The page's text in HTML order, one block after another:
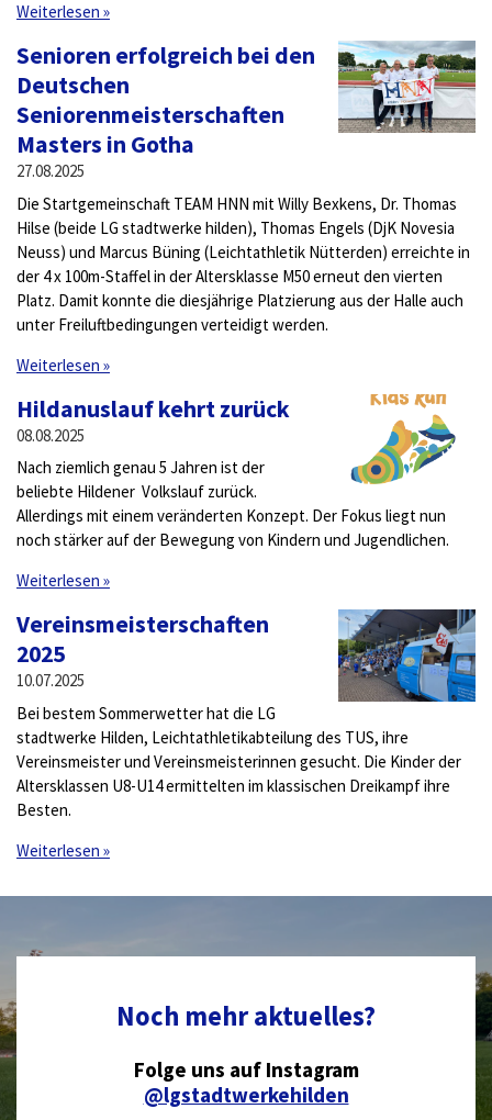
Weiterlesen »
Senioren erfolgreich bei den
Deutschen
Seniorenmeisterschaften
Masters in Gotha
27.08.2025
Die Startgemeinschaft TEAM HNN mit Willy Bexkens, Dr. Thomas
Hilse (beide LG stadtwerke hilden), Thomas Engels (DjK Novesia
Neuss) und Marcus Büning (Leichtathletik Nütterden) erreichte in
der 4 x 100m-Staffel in der Altersklasse M50 erneut den vierten
Platz. Damit konnte die diesjährige Platzierung aus der Halle auch
unter Freiluftbedingungen verteidigt werden.
Weiterlesen »
Hildanuslauf kehrt zurück
08.08.2025
Nach ziemlich genau 5 Jahren ist der
beliebte Hildener Volkslauf zurück.
Allerdings mit einem veränderten Konzept. Der Fokus liegt nun
noch stärker auf der Bewegung von Kindern und Jugendlichen.
Weiterlesen »
Vereinsmeisterschaften
2025
10.07.2025
Bei bestem Sommerwetter hat die LG
stadtwerke Hilden, Leichtathletikabteilung des TUS, ihre
Vereinsmeister und Vereinsmeisterinnen gesucht. Die Kinder der
Altersklassen U8-U14 ermittelten im klassischen Dreikampf ihre
Besten.
Weiterlesen »
Noch mehr aktuelles?
Folge uns auf Instagram
@lgstadtwerkehilden